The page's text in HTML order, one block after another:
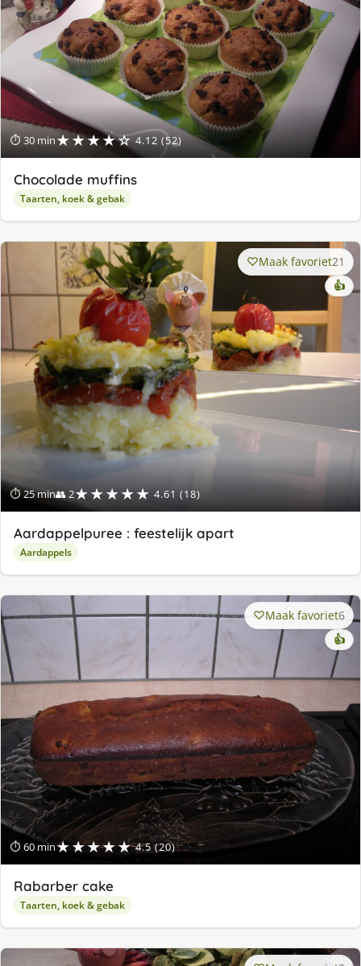
⏱ 30 min★★★★☆ 4.12 (52)
Chocolade muffins
Taarten, koek & gebak
⏱ 25 min👥 2★★★★★ 4.61 (18)
Maak favoriet21
👍
Aardappelpuree : feestelijk apart
Aardappels
⏱ 60 min★★★★★ 4.5 (20)
Maak favoriet6
👍
Rabarber cake
Taarten, koek & gebak